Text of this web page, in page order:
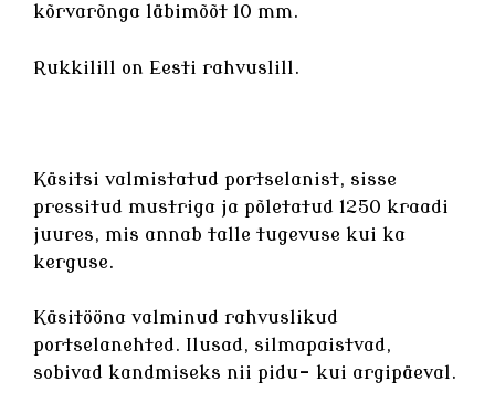
kõrvarõnga läbimõõt 10 mm.
Rukkilill on Eesti rahvuslill.
Käsitsi valmistatud portselanist, sisse
pressitud mustriga ja põletatud 1250 kraadi
juures, mis annab talle tugevuse kui ka
kerguse.
Käsitööna valminud rahvuslikud
portselanehted. Ilusad, silmapaistvad,
sobivad kandmiseks nii pidu- kui argipäeval.